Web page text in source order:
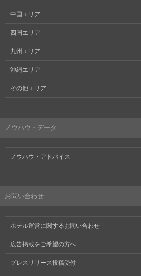
中国エリア
四国エリア
九州エリア
沖縄エリア
その他エリア
ノウハウ・データ
ノウハウ・アドバイス
お問い合わせ
ホテル運営に関するお問い合わせ
広告掲載をご希望の方へ
プレスリリース投稿受付